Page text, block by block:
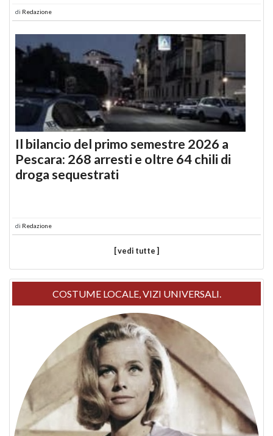
di Redazione
Il bilancio del primo semestre 2026 a
Pescara: 268 arresti e oltre 64 chili di
droga sequestrati
di Redazione
[ vedi tutte ]
COSTUME LOCALE, VIZI UNIVERSALI.